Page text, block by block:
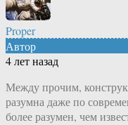
Proper
Автор
4 лет назад
Между прочим,
разумна даже по
более разумен, чем